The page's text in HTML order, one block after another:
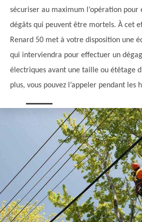
sécuriser au maximum l’opération pour
dégâts qui peuvent être mortels. À cet
Renard 50 met à votre disposition une
qui interviendra pour effectuer un
électriques avant une taille ou étêtage
plus, vous pouvez l’appeler pendant les